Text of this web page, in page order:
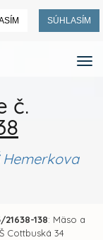
SÚHLASÍM
č.
Hemerkova
138: Mäso a
Cottbuská 34